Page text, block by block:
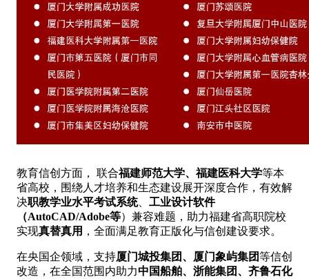
教育信创方面， 联合福建师范大学、福建医科大学等本
省高校，围绕人才培养和生态建设展开深度合作，有效解
决职教学业水平考试系统、 工业设计软件
（AutoCAD/Adobe等）兼容难题，助力福建省高职院校
实现真替真用 ，全面满足教育正版化与信创建设要求。
在央国企领域，支持厦门城投集团、厦门象屿集团等信创
改造，在全国范围内助力中国船舶、浙能集团、齐鲁石化